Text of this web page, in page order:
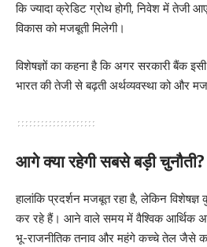
कि ज्यादा क्रेडिट ग्रोथ होगी, निवेश में तेजी
विकास को मजबूती मिलेगी।
विशेषज्ञों का कहना है कि अगर सरकारी बैंक
भारत की तेजी से बढ़ती अर्थव्यवस्था को और
आगे क्या रहेगी सबसे बड़ी चुनौती?
हालांकि प्रदर्शन मजबूत रहा है, लेकिन
कर रहे हैं। आने वाले समय में वैश्विक आर्थिक
भू-राजनीतिक तनाव और महंगे कच्चे तेल जैसे